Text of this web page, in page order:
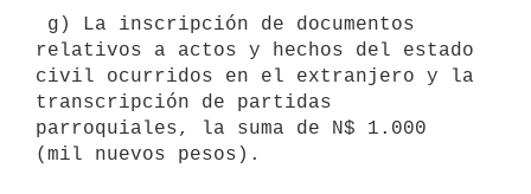
relativos a actos y hechos del estado
civil ocurridos en el extranjero y la
transcripción de partidas
parroquiales, la suma de N$ 1.000
(mil nuevos pesos).